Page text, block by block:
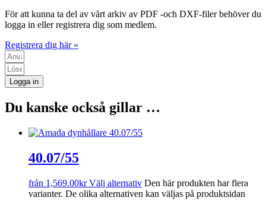
För att kunna ta del av vårt arkiv av PDF -och DXF-filer behöver du
logga in eller registrera dig som medlem.
Registrera dig här »
Logga in
Du kanske också gillar …
40.07/55
från 1,569.00kr Välj alternativ Den här produkten har flera
varianter. De olika alternativen kan väljas på produktsidan